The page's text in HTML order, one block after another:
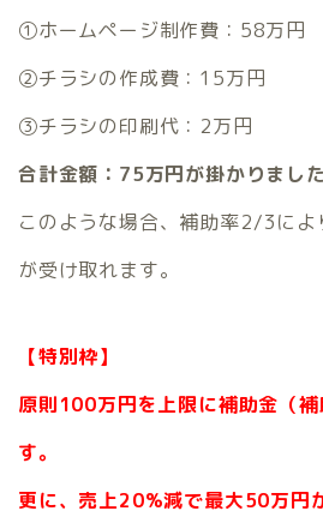
①ホームページ制作費：58万円
②チラシの作成費：15万円
③チラシの印刷代：2万円
合計金額：75万円が掛かりました
このような場合、補助率2/3によ
が受け取れます。
【特別枠】
原則100万円を上限に補助金（
す。
更に、売上20%減で最大50万円